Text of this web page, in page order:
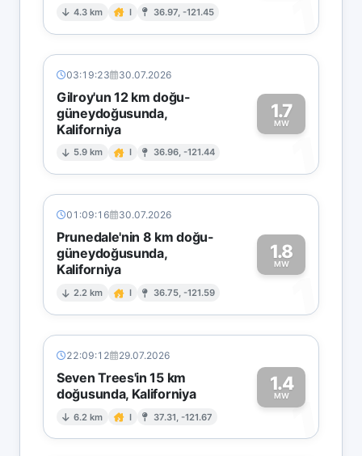
4.3 km I 36.97, -121.45 1
03:19:23 30.07.2026
Gilroy'un 12 km doğu-
güneydoğusunda,
Kaliforniya
5.9 km I 36.96, -121.44
1.7
MW
1
01:09:16 30.07.2026
Prunedale'nin 8 km doğu-
güneydoğusunda,
Kaliforniya
2.2 km I 36.75, -121.59
1.8
MW
1
22:09:12 29.07.2026
Seven Trees'in 15 km
doğusunda, Kaliforniya
6.2 km I 37.31, -121.67
1.4
MW1